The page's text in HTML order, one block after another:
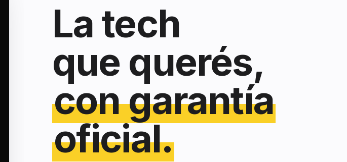
La tech
que querés,
con garantía
oficial.